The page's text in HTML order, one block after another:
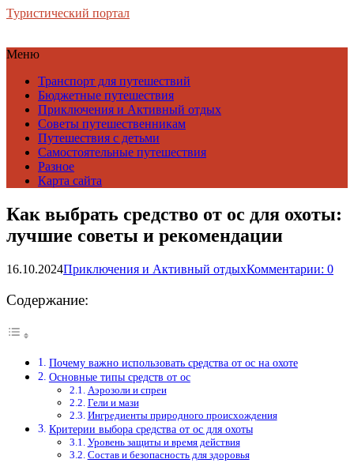
Туристический портал
Меню
Транспорт для путешествий
Бюджетные путешествия
Приключения и Активный отдых
Советы путешественникам
Путешествия с детьми
Самостоятельные путешествия
Разное
Карта сайта
Как выбрать средство от ос для охоты:
лучшие советы и рекомендации
16.10.2024Приключения и Активный отдыхКомментарии: 0
Содержание:
Почему важно использовать средства от ос на охоте
Основные типы средств от ос
Аэрозоли и спреи
Гели и мази
Ингредиенты природного происхождения
Критерии выбора средства от ос для охоты
Уровень защиты и время действия
Состав и безопасность для здоровья